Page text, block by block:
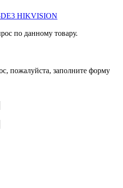
DE3 HIKVISION
по данному товару.
пожалуйста, заполните форму